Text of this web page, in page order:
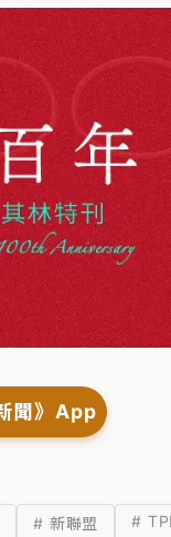
聞》App
# 新聯盟 #